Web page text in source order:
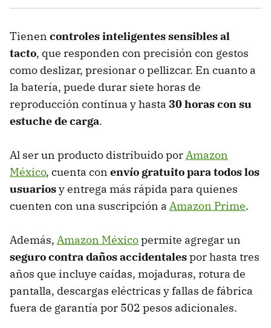
Tienen controles inteligentes sensibles al
tacto, que responden con precisión con gestos
como deslizar, presionar o pellizcar. En cuanto a
la batería, puede durar siete horas de
reproducción continua y hasta 30 horas con su
estuche de carga.
Al ser un producto distribuido porAmazon
México, cuenta con envío gratuito para todos los
usuariosy entrega más rápida para quienes
cuenten con una suscripción a Amazon Prime.
Además, Amazon Méxicopermite agregar un
seguro contra daños accidentalespor hasta tres
años que incluye caídas, mojaduras, rotura de
pantalla, descargas eléctricas y fallas de fábrica
fuera de garantía por 502 pesos adicionales.